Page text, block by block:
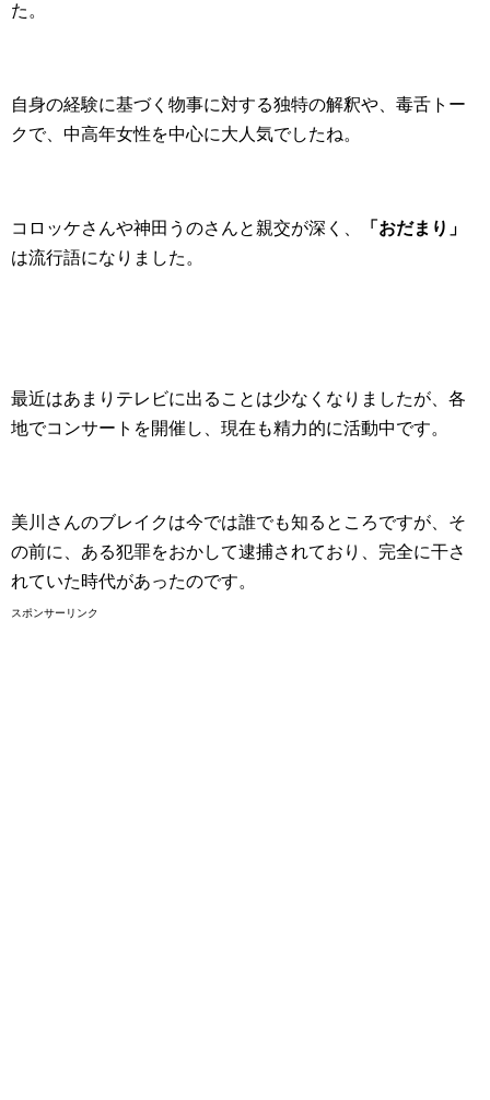
た。
自身の経験に基づく物事に対する独特の解釈や、毒舌トー
クで、中高年女性を中心に大人気でしたね。
コロッケさんや神田うのさんと親交が深く、
「おだまり」
は流行語になりました。
最近はあまりテレビに出ることは少なくなりましたが、各
地でコンサートを開催し、現在も精力的に活動中です。
美川さんのブレイクは今では誰でも知るところですが、そ
の前に、ある犯罪をおかして逮捕されており、完全に干さ
れていた時代があったのです。
スポンサーリンク